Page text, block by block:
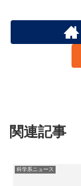
関連記事
科学系ニュース